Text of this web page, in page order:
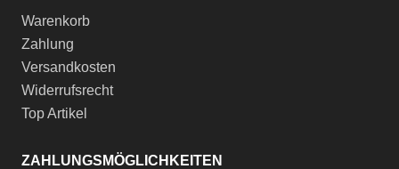
Warenkorb
Zahlung
Versandkosten
Widerrufsrecht
Top Artikel
ZAHLUNGSMÖGLICHKEITEN